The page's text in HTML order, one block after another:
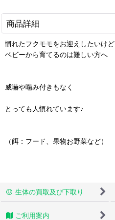
商品詳細
慣れたフクモモをお迎えしたいけど
ベビーから育てるのは難しい方へ
威嚇や噛み付きもなく
とっても人慣れています♪
（餌：フード、果物お野菜など）
生体の買取及び下取り
ご利用案内